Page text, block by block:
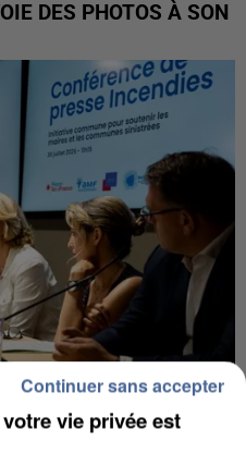
DES PHOTOS À SON
LANCE UN ÉLAN
vie privée est
Continuer sans accepter